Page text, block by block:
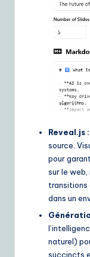
Reveal.js :
source.
pour
sur le
transitions
dans un
naturel)
succincts